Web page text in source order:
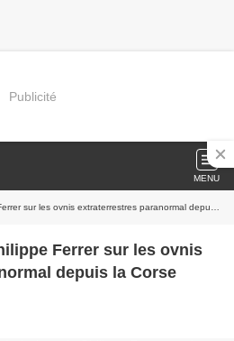
Publicité
MENU
sur les ovnis extraterrestres paranormal depuis la Corse
Ferrer sur les ovnis
depuis la Corse